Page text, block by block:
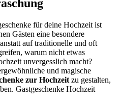
für deine Hochzeit ist
Gästen eine besondere
auf traditionelle und oft
warum nicht etwas
unvergesslich macht?
und magische
zur Hochzeit zu gestalten,
Gastgeschenke Hochzeit